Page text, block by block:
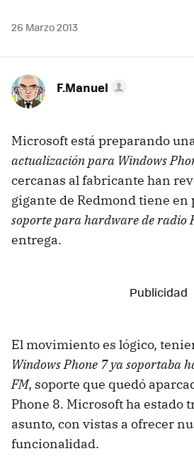
26 Marzo 2013
F.Manuel
Microsoft está preparando
actualización para Windows
cercanas al fabricante han
gigante de Redmond tiene
soporte para hardware de radio
entrega.
El movimiento es lógico,
Windows Phone 7 ya soportaba
FM, soporte que quedó
Phone 8. Microsoft ha estado
asunto, con vistas a ofrecer
funcionalidad.